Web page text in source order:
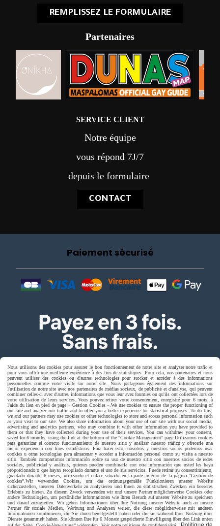
REMPLISSEZ LE FORMULAIRE
Partenaires
SERVICE CLIENT
Notre équipe
vous répond 7J/7
depuis le formulaire
CONTACT
Paiement sécurisé
Livraison rapide
livraison à domicile France et union europeen
Nous utilisons des cookies pour assurer le bon fonctionnement de notre site et analyser notre trafic et
pour vous offrir une meilleure expérience à des fins de statistiques. Pour cela, nos partenaires et nous
peuvent utiliser des cookies ou d'autres technologies pour stocker et accéder à des informations
personnelles comme votre visite sur notre site. Nous partageons également des informations sur
l'utilisation de notre site avec nos partenaires de médias sociaux, de publicité et d'analyse, qui peuvent
combiner celles-ci avec d'autres informations que vous leur avez fournies ou qu'ils ont collectées lors de
votre utilisation de leurs services. Vous pouvez retirer votre consentement, enregistré pour 6 mois, à
l'aide du lien en pied de page « Gestion Cookies ». We use cookies to ensure the proper functioning of
our site and analyze our traffic and to offer you a better experience for statistical purposes. To do this,
we and our partners may use cookies or other technologies to store and access personal information such
as your visit to our site. We also share information about your use of our site with our social media,
advertising and analytics partners, who may combine it with other information you have provided to
them or that they have collected during your use of their services. You can withdraw your consent,
saved for 6 months, using the link at the bottom of the “Cookie Management” page. Utilizamos cookies
para garantizar el correcto funcionamiento de nuestro sitio y analizar nuestro tráfico y ofrecerle una
mejor experiencia con fines estadísticos. Para hacer esto, nosotros y nuestros socios podemos usar
cookies u otras tecnologías para almacenar y acceder a información personal como su visita a nuestro
sitio. También compartimos información sobre su uso de nuestro sitio con nuestros socios de redes
sociales, publicidad y análisis, quienes pueden combinarla con otra información que usted les haya
proporcionado o que hayan recopilado durante el uso de sus servicios. Puede retirar su consentimiento,
guardado durante 6 meses, utilizando el enlace situado en la parte inferior de la página “Gestión de
cookies”. Wir verwenden Cookies, um das ordnungsgemäße Funktionieren unserer Website
sicherzustellen, unseren Datenverkehr zu analysieren und Ihnen zu statistischen Zwecken ein besseres
Erlebnis zu bieten. Zu diesem Zweck verwenden wir und unsere Partner möglicherweise Cookies oder
andere Technologien, um persönliche Informationen wie Ihren Besuch auf unserer Website zu speichern
und darauf zuzugreifen. Wir geben Informationen über Ihre Nutzung unserer Website auch an unsere
Partner für soziale Medien, Werbung und Analysen weiter, die diese möglicherweise mit anderen
Informationen kombinieren, die Sie ihnen bereitgestellt haben oder die sie während Ihrer Nutzung ihrer
Dienste gesammelt haben. Sie können Ihre für 6 Monate gespeicherte Einwilligung über den Link unten